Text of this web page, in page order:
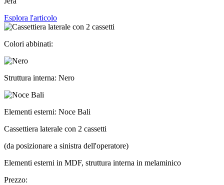
Esplora l'articolo
Colori abbinati:
Struttura interna: Nero
Elementi esterni: Noce Bali
Cassettiera laterale con 2 cassetti
(da posizionare a sinistra dell'operatore)
Elementi esterni in MDF, struttura interna in melaminico
Prezzo: